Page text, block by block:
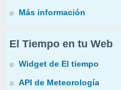
Más información
El Tiempo en tu Web
Widget de El tiempo
API de Meteorología